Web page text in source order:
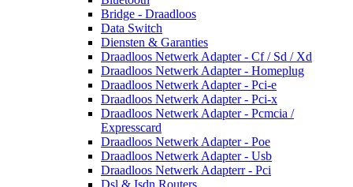
Bridge - Draadloos
Data Switch
Diensten & Garanties
Draadloos Netwerk Adapter - Cf / Sd / Xd
Draadloos Netwerk Adapter - Homeplug
Draadloos Netwerk Adapter - Pci-e
Draadloos Netwerk Adapter - Pci-x
Draadloos Netwerk Adapter - Pcmcia /
Expresscard
Draadloos Netwerk Adapter - Poe
Draadloos Netwerk Adapter - Usb
Draadloos Netwerk Adapterr - Pci
Dsl & Isdn Routers